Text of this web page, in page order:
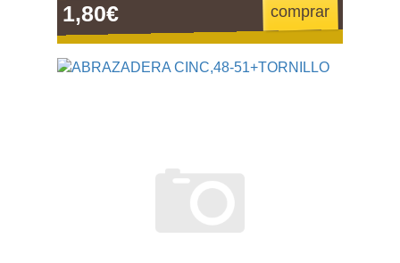
1,80€ comprar